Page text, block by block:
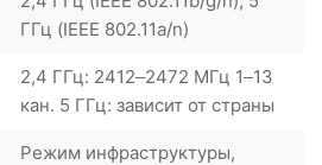
ГГц (IEEE 802.11a/n)
2,4 ГГц: 2412–2472 МГц 1–13
кан. 5 ГГц: зависит от страны
Режим инфраструктуры,